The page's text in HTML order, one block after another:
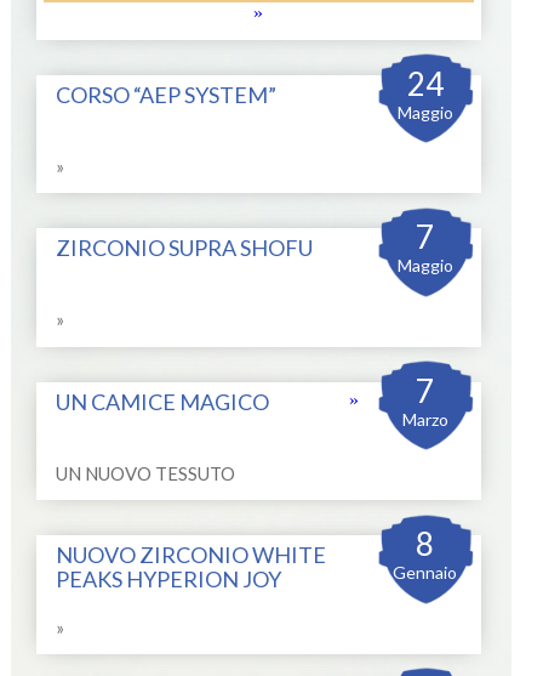
»
24
Maggio
CORSO “AEP SYSTEM”
»
7
Maggio
ZIRCONIO SUPRA SHOFU
»
7
Marzo
UN CAMICE MAGICO
UN NUOVO TESSUTO
»
8
Gennaio
NUOVO ZIRCONIO WHITE
PEAKS HYPERION JOY
»